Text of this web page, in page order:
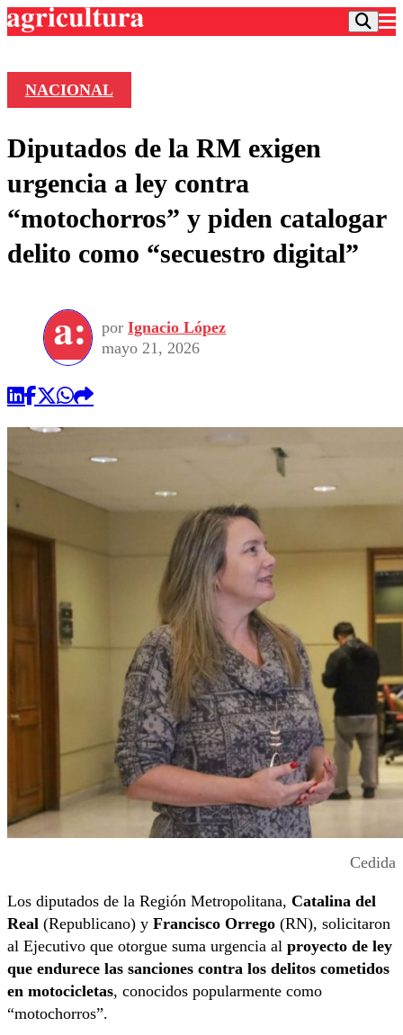
Frecuencias
Agricultura TV
Deportes
Colo Colo
Motor
Torneo Internacional
Torneo Nacional
Entretención
Noticias
Internacional
Nacional
Vida Social
Programas
Comercial
NACIONAL
Diputados de la RM exigen
urgencia a ley contra
“motochorros” y piden catalogar
delito como “secuestro digital”
por Ignacio López
mayo 21, 2026
Cedida
Los diputados de la Región Metropolitana, Catalina del
Real (Republicano) y Francisco Orrego (RN), solicitaron
al Ejecutivo que otorgue suma urgencia al proyecto de ley
que endurece las sanciones contra los delitos cometidos
en motocicletas, conocidos popularmente como
“motochorros”.